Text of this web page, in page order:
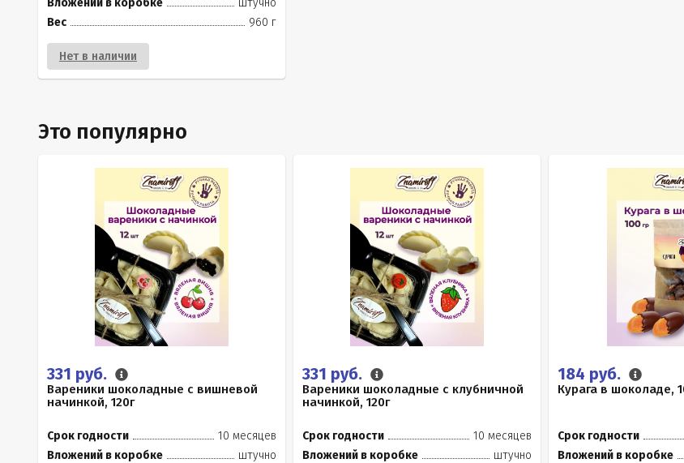
Вложений в коробке
штучно
Вес
960 г
Нет в наличии
Это популярно
331 руб.
Вареники шоколадные с вишневой
начинкой, 120г
Срок годности
10 месяцев
Вложений в коробке
штучно
331 руб.
Вареники шоколадные с клубничной
начинкой, 120г
Срок годности
10 месяцев
Вложений в коробке
штучно
184 руб.
Курага в шоколаде,
Срок годности
Вложений в коробке